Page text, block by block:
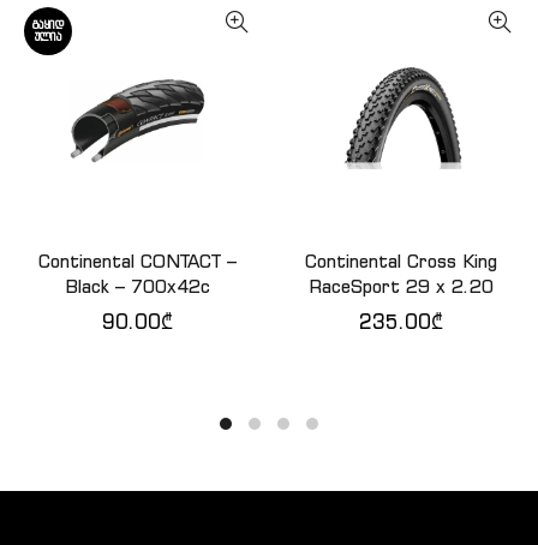
ᲒᲐᲧᲘᲓ
ᲣᲚᲘᲐ
ᲕᲠᲪᲚᲐᲓ
Continental CONTACT –
Black – 700x42c
90.00₾
ᲙᲐᲚᲐᲗᲐᲨᲘ ᲓᲐᲛᲐᲢᲔᲑᲐ
Continental Cross King
RaceSport 29 x 2.20
235.00₾